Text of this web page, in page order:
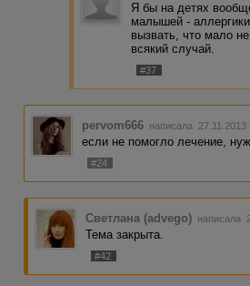
Я бы на детях
малышей -
вызвать, что мало
всякий случай.
#37
pervom666 написала 27.11.2013
если не помогло лечение,
#24
Светлана (advego) написала
Тема закрыта.
#42